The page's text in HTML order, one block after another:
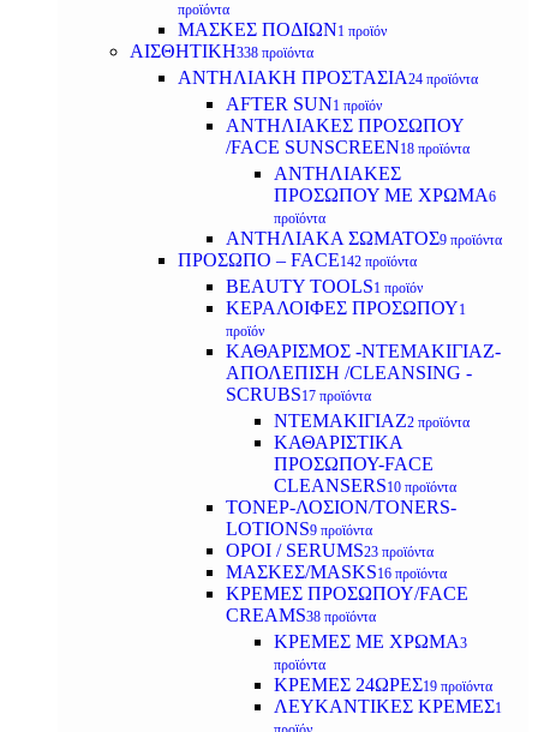
προϊόντα
ΜΑΣΚΕΣ ΠΟΔΙΩΝ1 προϊόν
ΑΙΣΘΗΤΙΚΗ338 προϊόντα
ΑΝΤΗΛΙΑΚΗ ΠΡΟΣΤΑΣΙΑ24 προϊόντα
AFTER SUN1 προϊόν
ΑΝΤΗΛΙΑΚΕΣ ΠΡΟΣΩΠΟΥ
/FACE SUNSCREEN18 προϊόντα
ΑΝΤΗΛΙΑΚΕΣ
ΠΡΟΣΩΠΟΥ ΜΕ ΧΡΩΜΑ6
προϊόντα
ΑΝΤΗΛΙΑΚΑ ΣΩΜΑΤΟΣ9 προϊόντα
ΠΡΟΣΩΠΟ – FACE142 προϊόντα
BEAUTY TOOLS1 προϊόν
ΚΕΡΑΛΟΙΦΕΣ ΠΡΟΣΩΠΟΥ1
προϊόν
ΚΑΘΑΡΙΣΜΟΣ -ΝΤΕΜΑΚΙΓΙΑΖ-
ΑΠΟΛΕΠΙΣΗ /CLEANSING -
SCRUBS17 προϊόντα
ΝΤΕΜΑΚΙΓΙΑΖ2 προϊόντα
ΚΑΘΑΡΙΣΤΙΚΑ
ΠΡΟΣΩΠΟΥ-FACE
CLEANSERS10 προϊόντα
ΤΟΝΕΡ-ΛΟΣΙΟΝ/TONERS-
LOTIONS9 προϊόντα
ΟΡΟΙ / SERUMS23 προϊόντα
ΜΑΣΚΕΣ/MASKS16 προϊόντα
ΚΡΕΜΕΣ ΠΡΟΣΩΠΟΥ/FACE
CREAMS38 προϊόντα
ΚΡΕΜΕΣ ΜΕ ΧΡΩΜΑ3
προϊόντα
ΚΡΕΜΕΣ 24ΩΡΕΣ19 προϊόντα
ΛΕΥΚΑΝΤΙΚΕΣ ΚΡΕΜΕΣ1